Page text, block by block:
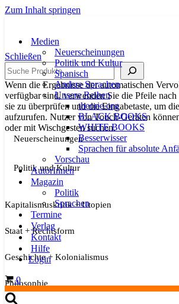
Zum Inhalt springen
Medien
Neuerscheinungen
Politik und Kultur
Spanisch
Andere Sprachen
Unsere Reihen
theorie.org
BLACK BOOKS
WHITE BOOKS
Besserwisser
Sprachen für absolute
Vorschau
AutorInnen
Magazin
Politik
Sprachen
Termine
Verlag
Kontakt
Hilfe
Login
Warenkorb
0
Schließen
Suche
Wenn die Ergebnisse der automatischen
verfügbar sind, verwenden Sie die Pfeile
sie zu überprüfen und die Eingabetaste, um
aufzurufen. Nutzer von Touch-Geräten
oder mit Wischgesten suchen.
Neuerscheinungen
Politik und Kultur
Kapitalismuskritik + Utopien
Staat + Rechtsform
Geschichte + Kolonialismus
Philosophie